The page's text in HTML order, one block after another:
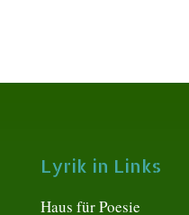
Lyrik in Links
Haus für Poesie